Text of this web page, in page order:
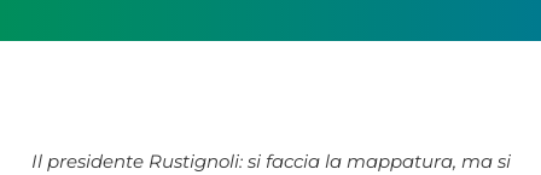
Il presidente Rustignoli: si faccia la mappatura, ma si